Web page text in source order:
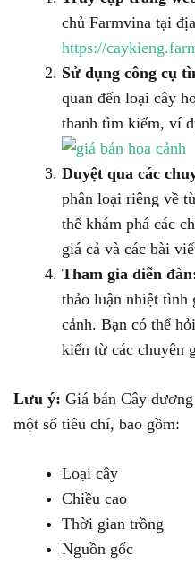
chủ Farmvina tại
https://
Sử dụng công cụ
quan đến loại cây
thanh tìm kiếm, ví
Duyệt qua các
phân loại riêng về
thể khám phá các
giá cả và các bài
Tham gia diễn
thảo luận nhiệt
cảnh. Bạn có thể
kiến từ các chuyên
Lưu ý: Giá bán Cây
một số tiêu chí, bao gồm:
Loại cây
Chiều cao
Thời gian trồng
Nguồn gốc